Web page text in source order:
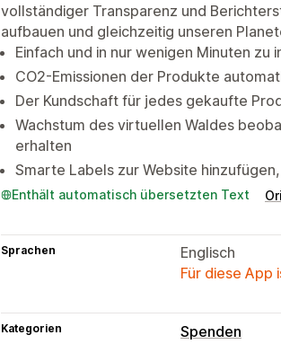
vollständiger Transparenz und
aufbauen und gleichzeitig unseren
Einfach und in nur wenigen Minuten zu
CO2-Emissionen der Produkte
Der Kundschaft für jedes gekaufte
Wachstum des virtuellen Waldes
erhalten
Smarte Labels zur Website
Enthält automatisch übersetzten Text
Sprachen
Englisch
Für diese App
Kategorien Spenden